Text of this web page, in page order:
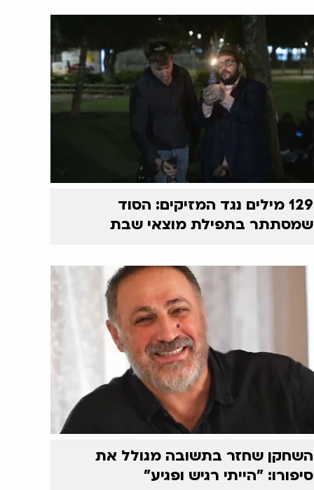
129 מילים נגד המזיקים: הסוד
שמסתתר בתפילת מוצאי שבת
השחקן שחזר בתשובה מגולל את
סיפורו: "הייתי רגיש ופגיע"